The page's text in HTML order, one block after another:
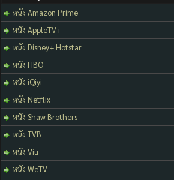
หนัง Amazon Prime
หนัง AppleTV+
หนัง Disney+ Hotstar
หนัง HBO
หนัง iQiyi
หนัง Netflix
หนัง Shaw Brothers
หนัง TVB
หนัง Viu
หนัง WeTV